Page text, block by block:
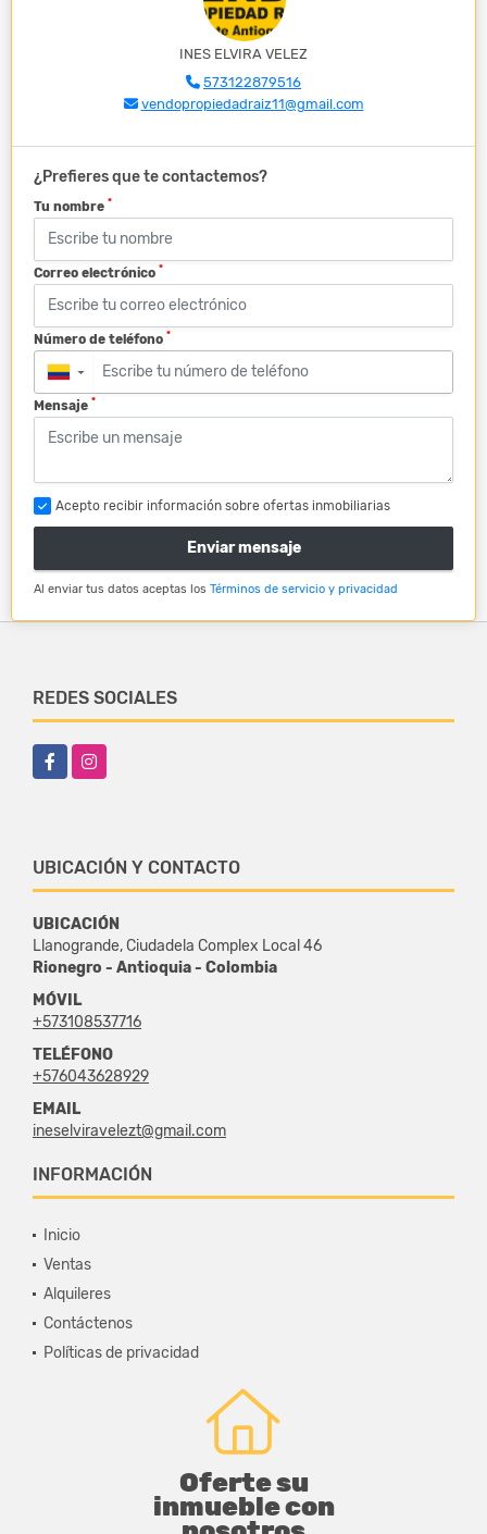
INES ELVIRA VELEZ
573122879516
vendopropiedadraiz11@gmail.com
¿Prefieres que te contactemos?
Tu nombre *
Correo electrónico *
Número de teléfono *
▼
Mensaje *
Acepto recibir información sobre ofertas inmobiliarias
Enviar mensaje
Al enviar tus datos aceptas los Términos de servicio y privacidad
REDES SOCIALES
FacebookInstagram
UBICACIÓN Y CONTACTO
UBICACIÓN
Llanogrande, Ciudadela Complex Local 46
Rionegro - Antioquia - Colombia
MÓVIL
+573108537716
TELÉFONO
+576043628929
EMAIL
ineselviravelezt@gmail.com
INFORMACIÓN
Inicio
Ventas
Alquileres
Contáctenos
Políticas de privacidad
Oferte su
inmueble con